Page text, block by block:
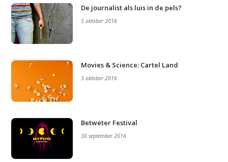
Home
De journalist als luis in de pels?
5 oktober 2016
Movies & Science: Cartel Land
3 oktober 2016
Betweter Festival
30 september 2016